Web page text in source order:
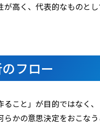
高く、代表的なものと
フロー
こと」が目的ではなく
かの意思決定をおこなう